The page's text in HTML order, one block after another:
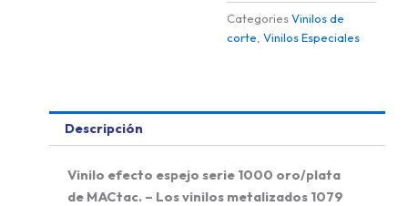
Categories Vinilos de
corte Vinilos Especiales
Descripción
Vinilo efecto espejo serie 1000 oro/plata
de MACtac. – Los vinilos metalizados 1079